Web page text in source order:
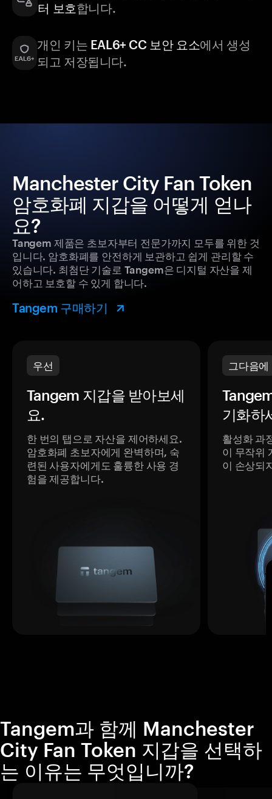
터 보호합니다.
개인 키는 EAL6+ CC 보안 요소에서 생성
되고 저장됩니다.
Manchester City Fan Token
암호화폐 지갑을 어떻게 얻나
요?
Tangem 제품은 초보자부터 전문가까지 모두를 위한 것
입니다. 암호화폐를 안전하게 보관하고 쉽게 관리할 수
있습니다. 최첨단 기술로 Tangem은 디지털 자산을 제
어하고 보호할 수 있게 합니다.
Tangem 구매하기
우선
Tangem 지갑을 받아보세
요.
한 번의 탭으로 자산을 제어하세요.
암호화폐 초보자에게 완벽하며, 숙
련된 사용자에게도 훌륭한 사용 경
험을 제공합니다.
그다음에
기화하
활성화 과
이 무작위
이 손상되
Tangem과 함께 Manchester
City Fan Token 지갑을 선택하
는 이유는 무엇입니까?